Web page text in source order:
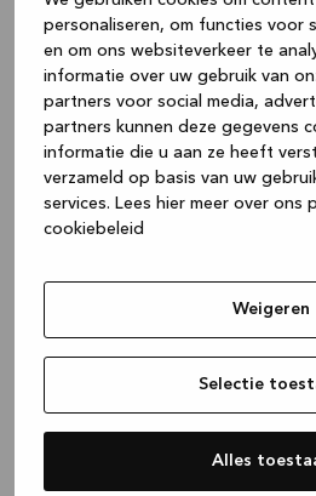
personaliseren, om functies voor
en om ons websiteverkeer te
informatie over uw gebruik van
partners voor social media,
partners kunnen deze gegevens
informatie die u aan ze heeft
verzameld op basis van uw
services. Lees hier meer over ons
cookiebeleid
Weigeren
Selectie
Alles
(see the